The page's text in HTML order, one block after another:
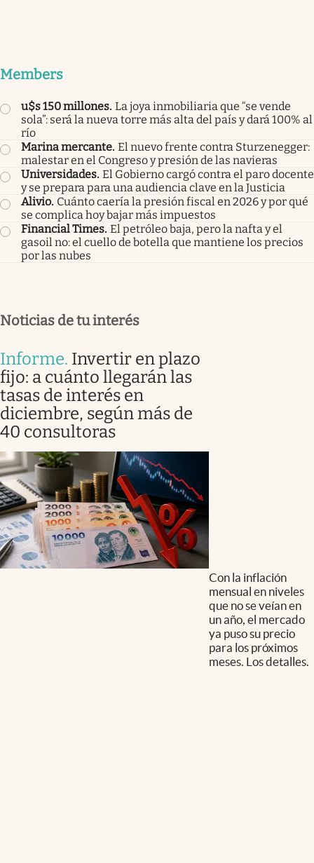
Members
u$s 150 millones. La joya inmobiliaria que “se vende
sola”: será la nueva torre más alta del país y dará 100% al
río
Marina mercante. El nuevo frente contra Sturzenegger:
malestar en el Congreso y presión de las navieras
Universidades. El Gobierno cargó contra el paro docente
y se prepara para una audiencia clave en la Justicia
Alivio. Cuánto caería la presión fiscal en 2026 y por qué
se complica hoy bajar más impuestos
Financial Times. El petróleo baja, pero la nafta y el
gasoil no: el cuello de botella que mantiene los precios
por las nubes
Noticias de tu interés
Informe. Invertir en plazo
fijo: a cuánto llegarán las
tasas de interés en
diciembre, según más de
40 consultoras
Con la inflación
mensual en niveles
que no se veían en
un año, el mercado
ya puso su precio
para los próximos
meses. Los detalles.